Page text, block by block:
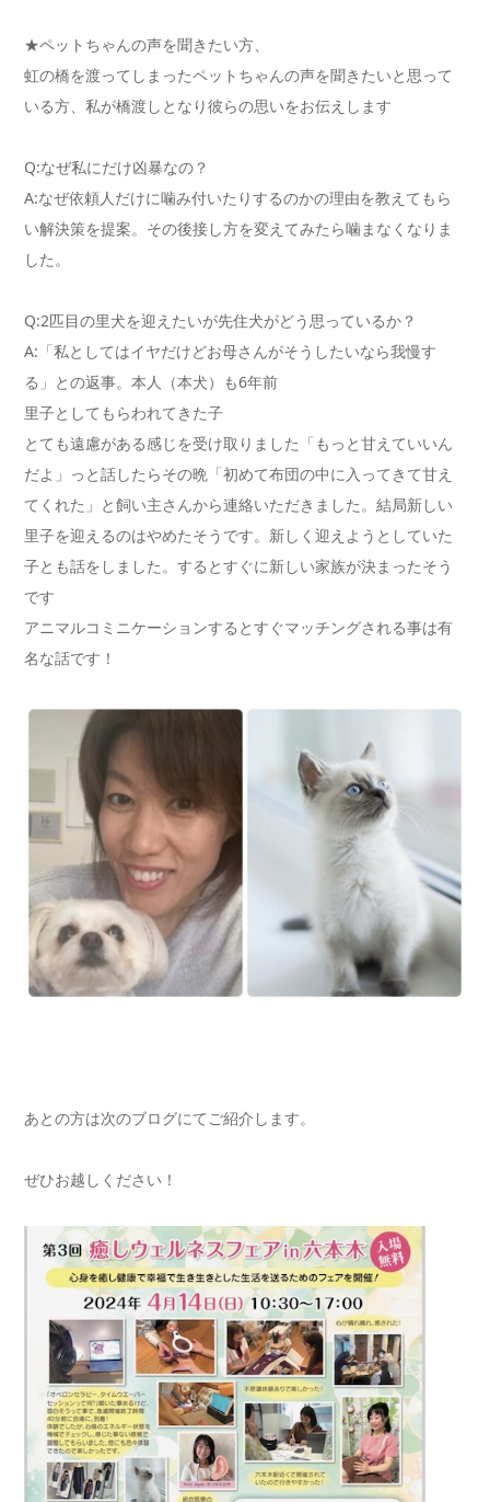
★ペットちゃんの声を聞きたい方、
虹の橋を渡ってしまったペットちゃんの声を聞きたいと思って
いる方、私が橋渡しとなり彼らの思いをお伝えします
Q:なぜ私にだけ凶暴なの？
A:なぜ依頼人だけに噛み付いたりするのかの理由を教えてもら
い解決策を提案。その後接し方を変えてみたら噛まなくなりま
した。
Q:2匹目の里犬を迎えたいが先住犬がどう思っているか？
A:「私としてはイヤだけどお母さんがそうしたいなら我慢す
る」 との返事。本人（本犬）も6年前
里子としてもらわれてきた子
とても遠慮がある感じを受け取りました「もっと甘えていいん
だよ 」っと話したらその晩「初めて布団の中に入ってきて甘え
てくれた 」と飼い主さんから連絡いただきました。結局新しい
里子を迎えるのはやめたそうです。新しく迎えようとしていた
子とも話をしました。するとすぐに新しい家族が決まったそう
です
アニマルコミニケーションするとすぐマッチングされる事は有
名な話です！
あとの方は次のブログにてご紹介します。
ぜひお越しください！